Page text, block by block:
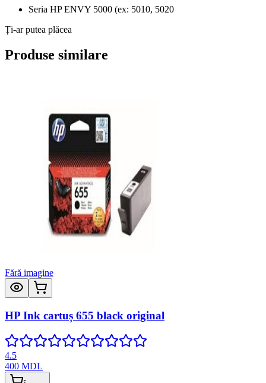
Seria HP ENVY 5000 (ex: 5010, 5020
Ți-ar putea plăcea
Produse similare
Fără imagine
HP Ink cartuș 655 black original
4.5
400 MDL